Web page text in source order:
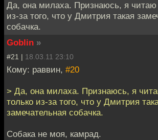
Да, она милаха. Признаюсь, я читаю
из-за того, что у Дмитрия такая
собачка.
Goblin »
#21 | 18.03.11 23:10
Кому: раввин, #20
> Да, она милаха. Признаюсь, я
только из-за того, что у Дмитрия
замечательная собачка.
Собака не моя, камрад.